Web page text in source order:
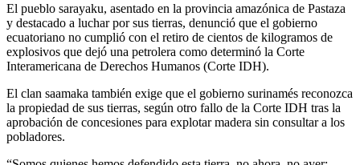
El pueblo sarayaku, asentado en la provincia amazónica de Pastaza
y destacado a luchar por sus tierras, denunció que el gobierno
ecuatoriano no cumplió con el retiro de cientos de kilogramos de
explosivos que dejó una petrolera como determinó la Corte
Interamericana de Derechos Humanos (Corte IDH).
El clan saamaka también exige que el gobierno surinamés reconozca
la propiedad de sus tierras, según otro fallo de la Corte IDH tras la
aprobación de concesiones para explotar madera sin consultar a los
pobladores.